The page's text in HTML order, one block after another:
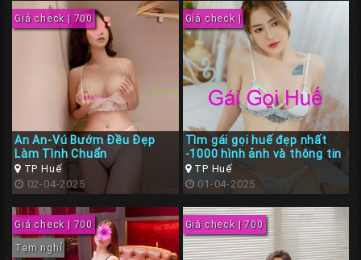
Kiểm
Định
CHECKER
Liên
Hệ
Group
Gái
Gọi
Giá check | 700
An An-Vú Bướm Đều Đẹp
Làm Tình Chuẩn
TP Huế
02-04-2025
Giá check |
Tìm gái gọi huế đẹp nhất
-1000 hình ảnh và thông tin
TP Huế
01-04-2025
Giá check | 700
Tạm nghỉ
Giá check | 700